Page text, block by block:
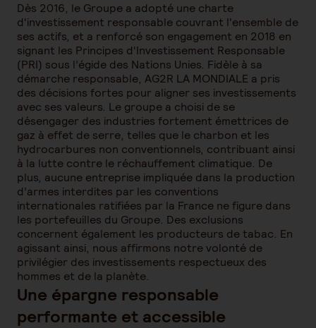
Dès 2016, le Groupe a adopté une charte
d'investissement responsable couvrant l'ensemble de
ses actifs, et a renforcé son engagement en 2018 en
signant les Principes d'Investissement Responsable
(PRI) sous l’égide des Nations Unies. Fidèle à sa
démarche responsable, AG2R LA MONDIALE a pris
des décisions fortes pour aligner ses investissements
avec ses valeurs. Le groupe a choisi de se
désengager des industries fortement émettrices de
gaz à effet de serre, telles que le charbon et les
hydrocarbures non conventionnels, contribuant ainsi
à la lutte contre le réchauffement climatique. De
plus, aucune entreprise impliquée dans la production
d’armes interdites par les conventions
internationales ratifiées par la France ne figure dans
les portefeuilles du Groupe. Des exclusions
concernent également les producteurs de tabac. En
agissant ainsi, nous affirmons notre volonté de
privilégier des investissements respectueux des
hommes et de la planète.
Une épargne responsable
performante et accessible